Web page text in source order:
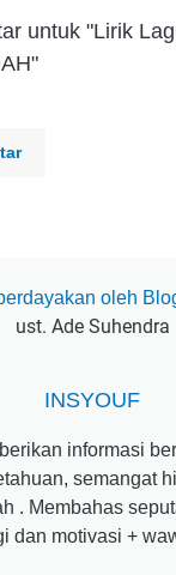
untuk "Lirik
oleh
ust. Ade Suhendra
INSYOUF
informasi
semangat
. Membahas
dan motivasi +